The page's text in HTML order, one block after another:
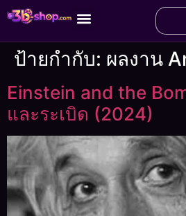
ป้ายกำกับ: ผลงาน
Einstein and the
และระเบิด (2024)